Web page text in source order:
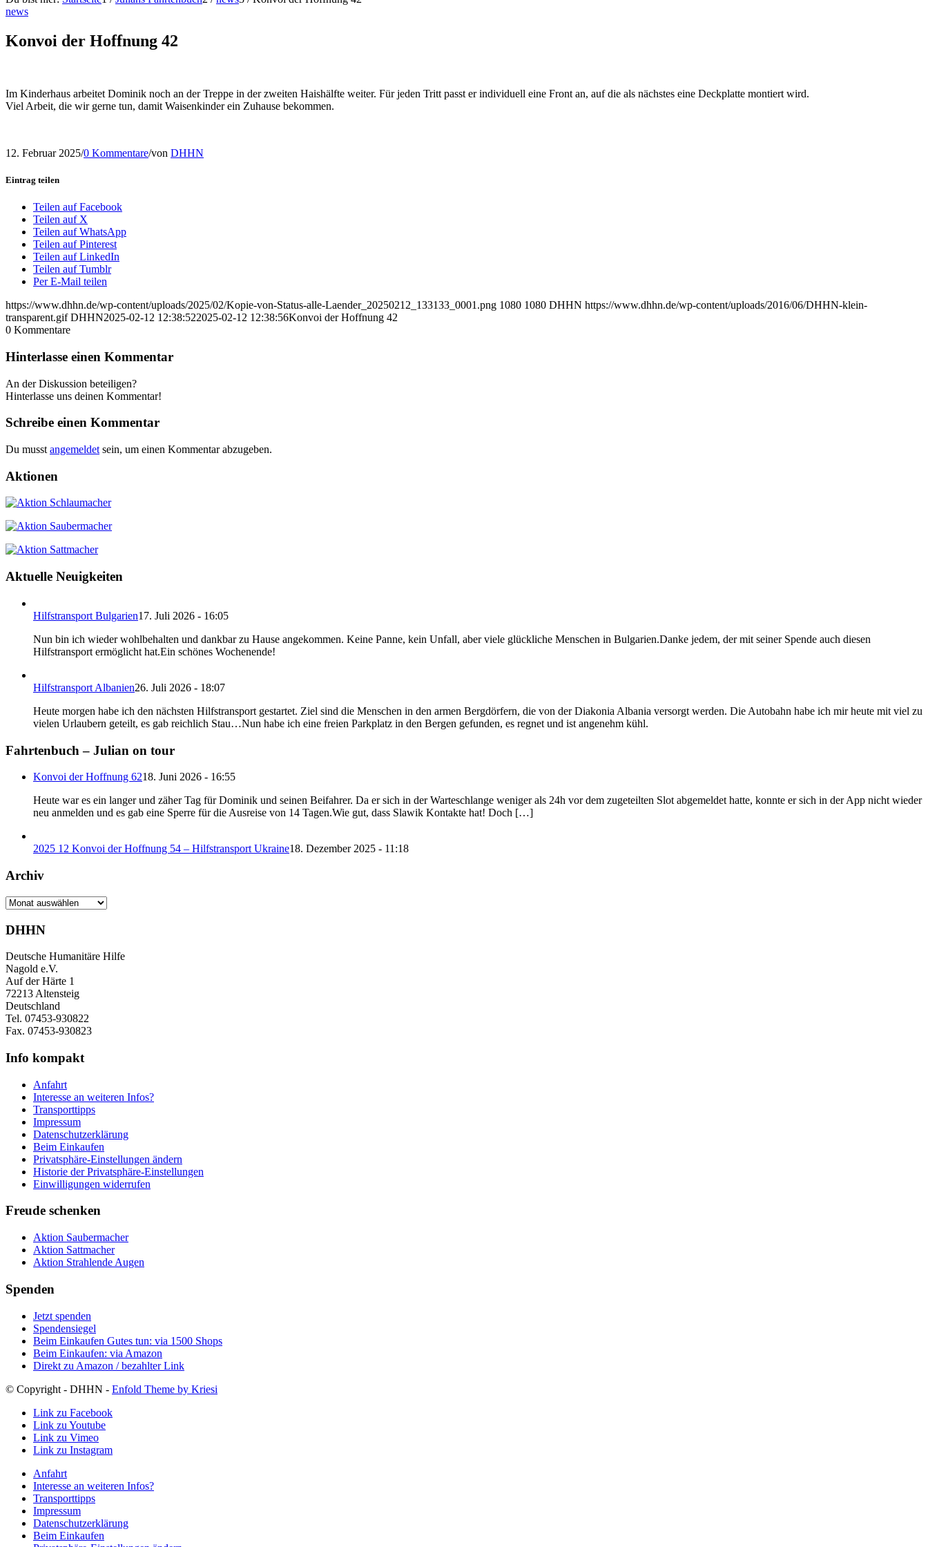
news
Konvoi der Hoffnung 42
Im Kinderhaus arbeitet Dominik noch an der Treppe in der zweiten Haishälfte weiter. Für jeden Tritt passt er individuell eine Front an, auf die als nächstes eine Deckplatte montiert wird.
Viel Arbeit, die wir gerne tun, damit Waisenkinder ein Zuhause bekommen.
12. Februar 2025/0 Kommentare/von DHHN
Eintrag teilen
Teilen auf Facebook
Teilen auf X
Teilen auf WhatsApp
Teilen auf Pinterest
Teilen auf LinkedIn
Teilen auf Tumblr
Per E-Mail teilen
https://www.dhhn.de/wp-content/uploads/2025/02/Kopie-von-Status-alle-Laender_20250212_133133_0001.png 1080 1080 DHHN https://www.dhhn.de/wp-content/uploads/2016/06/DHHN-klein-
transparent.gif DHHN2025-02-12 12:38:522025-02-12 12:38:56Konvoi der Hoffnung 42
0 Kommentare
Hinterlasse einen Kommentar
An der Diskussion beteiligen?
Hinterlasse uns deinen Kommentar!
Schreibe einen Kommentar
Du musst angemeldet sein, um einen Kommentar abzugeben.
Aktionen
Aktuelle Neuigkeiten
Hilfstransport Bulgarien17. Juli 2026 - 16:05
Nun bin ich wieder wohlbehalten und dankbar zu Hause angekommen. Keine Panne, kein Unfall, aber viele glückliche Menschen in Bulgarien.Danke jedem, der mit seiner Spende auch diesen
Hilfstransport ermöglicht hat.Ein schönes Wochenende!
Hilfstransport Albanien26. Juli 2026 - 18:07
Heute morgen habe ich den nächsten Hilfstransport gestartet. Ziel sind die Menschen in den armen Bergdörfern, die von der Diakonia Albania versorgt werden. Die Autobahn habe ich mir heute mit viel zu
vielen Urlaubern geteilt, es gab reichlich Stau…Nun habe ich eine freien Parkplatz in den Bergen gefunden, es regnet und ist angenehm kühl.
Fahrtenbuch – Julian on tour
Konvoi der Hoffnung 6218. Juni 2026 - 16:55
Heute war es ein langer und zäher Tag für Dominik und seinen Beifahrer. Da er sich in der Warteschlange weniger als 24h vor dem zugeteilten Slot abgemeldet hatte, konnte er sich in der App nicht wieder
neu anmelden und es gab eine Sperre für die Ausreise von 14 Tagen.Wie gut, dass Slawik Kontakte hat! Doch […]
2025 12 Konvoi der Hoffnung 54 – Hilfstransport Ukraine18. Dezember 2025 - 11:18
Archiv
Archiv
DHHN
Deutsche Humanitäre Hilfe
Nagold e.V.
Auf der Härte 1
72213 Altensteig
Deutschland
Tel. 07453-930822
Fax. 07453-930823
Info kompakt
Anfahrt
Interesse an weiteren Infos?
Transporttipps
Impressum
Datenschutzerklärung
Beim Einkaufen
Privatsphäre-Einstellungen ändern
Historie der Privatsphäre-Einstellungen
Einwilligungen widerrufen
Freude schenken
Aktion Saubermacher
Aktion Sattmacher
Aktion Strahlende Augen
Spenden
Jetzt spenden
Spendensiegel
Beim Einkaufen Gutes tun: via 1500 Shops
Beim Einkaufen: via Amazon
Direkt zu Amazon / bezahlter Link
© Copyright - DHHN - Enfold Theme by Kriesi
Link zu Facebook
Link zu Youtube
Link zu Vimeo
Link zu Instagram
Anfahrt
Interesse an weiteren Infos?
Transporttipps
Impressum
Datenschutzerklärung
Beim Einkaufen